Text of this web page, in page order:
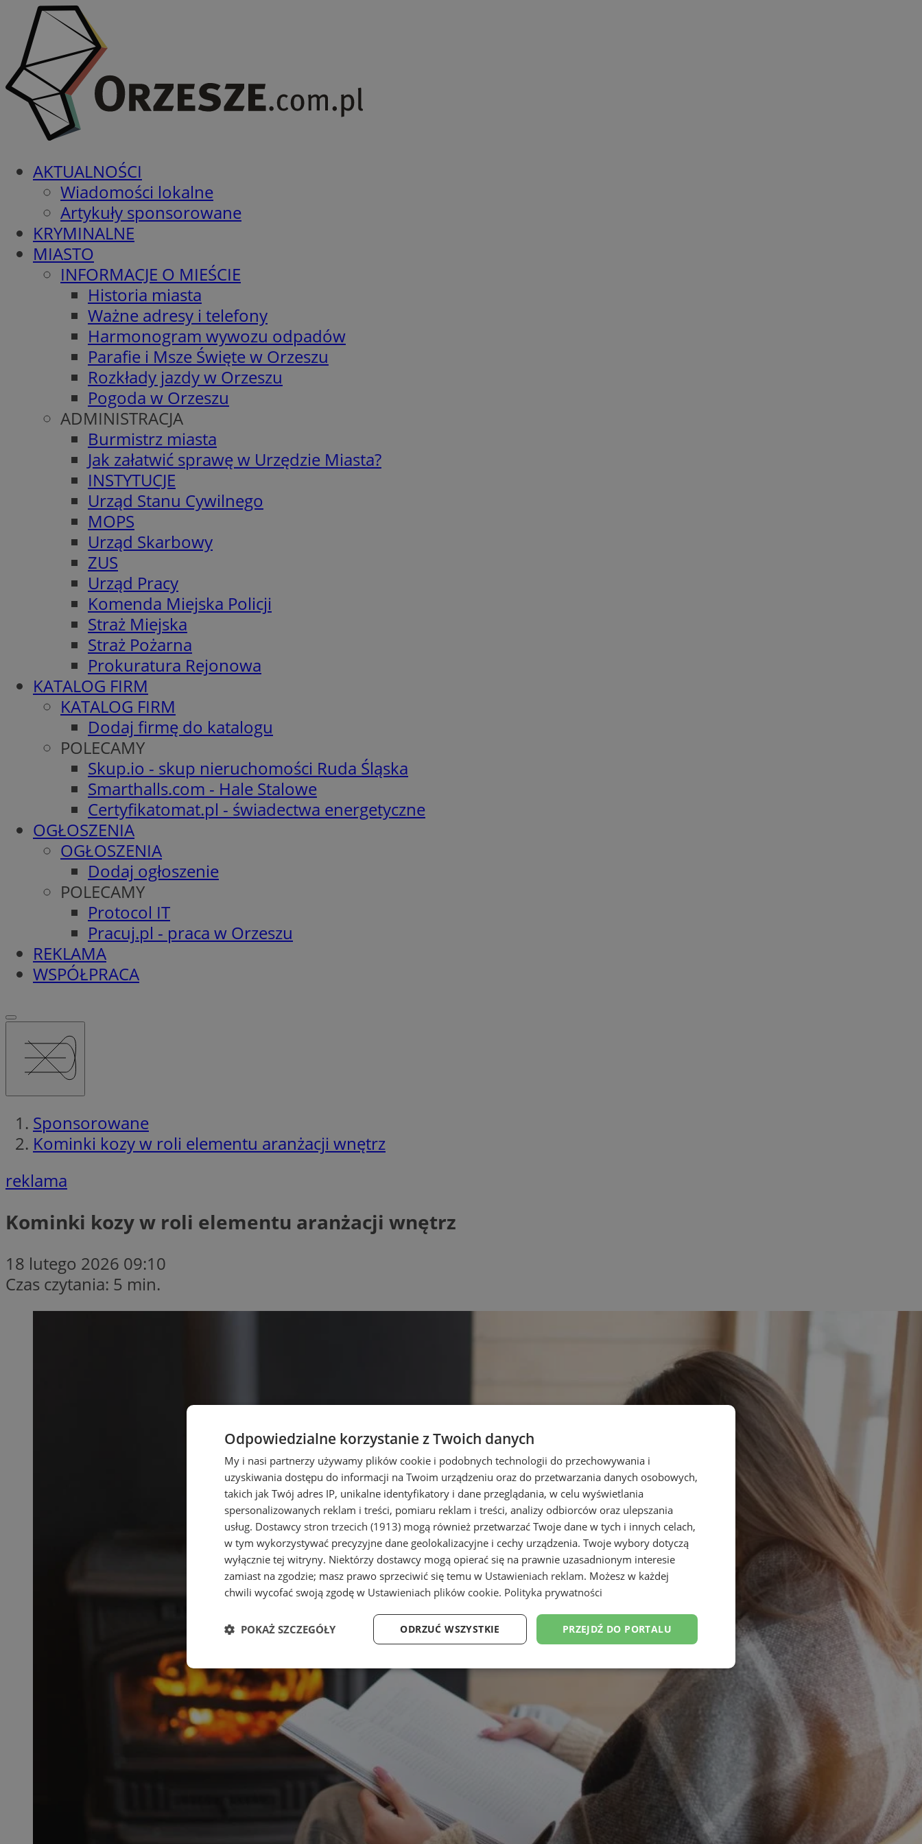
AKTUALNOŚCI
Wiadomości lokalne
Artykuły sponsorowane
KRYMINALNE
MIASTO
INFORMACJE O MIEŚCIE
Historia miasta
Ważne adresy i telefony
Harmonogram wywozu odpadów
Parafie i Msze Święte w Orzeszu
Rozkłady jazdy w Orzeszu
Pogoda w Orzeszu
ADMINISTRACJA
Burmistrz miasta
Jak załatwić sprawę w Urzędzie Miasta?
INSTYTUCJE
Urząd Stanu Cywilnego
MOPS
Urząd Skarbowy
ZUS
Urząd Pracy
Komenda Miejska Policji
Straż Miejska
Straż Pożarna
Prokuratura Rejonowa
KATALOG FIRM
KATALOG FIRM
Dodaj firmę do katalogu
POLECAMY
Skup.io - skup nieruchomości Ruda Śląska
Smarthalls.com - Hale Stalowe
Certyfikatomat.pl - świadectwa energetyczne
OGŁOSZENIA
OGŁOSZENIA
Dodaj ogłoszenie
POLECAMY
Protocol IT
Pracuj.pl - praca w Orzeszu
REKLAMA
WSPÓŁPRACA
Sponsorowane
Kominki kozy w roli elementu aranżacji wnętrz
reklama
Kominki kozy w roli elementu aranżacji wnętrz
18 lutego 2026 09:10
Czas czytania: 5 min.
Odpowiedzialne korzystanie z Twoich danych
My i nasi partnerzy używamy plików cookie i podobnych technologii do przechowywania i
uzyskiwania dostępu do informacji na Twoim urządzeniu oraz do przetwarzania danych osobowych,
takich jak Twój adres IP, unikalne identyfikatory i dane przeglądania, w celu wyświetlania
spersonalizowanych reklam i treści, pomiaru reklam i treści, analizy odbiorców oraz ulepszania
usług. Dostawcy stron trzecich (1913) mogą również przetwarzać Twoje dane w tych i innych celach,
w tym wykorzystywać precyzyjne dane geolokalizacyjne i cechy urządzenia. Twoje wybory dotyczą
wyłącznie tej witryny. Niektórzy dostawcy mogą opierać się na prawnie uzasadnionym interesie
zamiast na zgodzie; masz prawo sprzeciwić się temu w Ustawieniach reklam. Możesz w każdej
chwili wycofać swoją zgodę w Ustawieniach plików cookie. Polityka prywatności
PRZEJDŹ DO PORTALU
ODRZUĆ WSZYSTKIE
POKAŻ SZCZEGÓŁY
Niezbędne Wydajność Targetowanie Funkcjonalność Niesklasyfikowane
Niezbędne Wydajność Niesklasyfikowane
Niezbędne pliki cookie umożliwiają korzystanie z podstawowych funkcji strony internetowej, takich jak logowanie użytkownika i
zarządzanie kontem. Bez niezbędnych plików cookie nie można prawidłowo korzystać ze strony internetowej.
Okres
przechowywania